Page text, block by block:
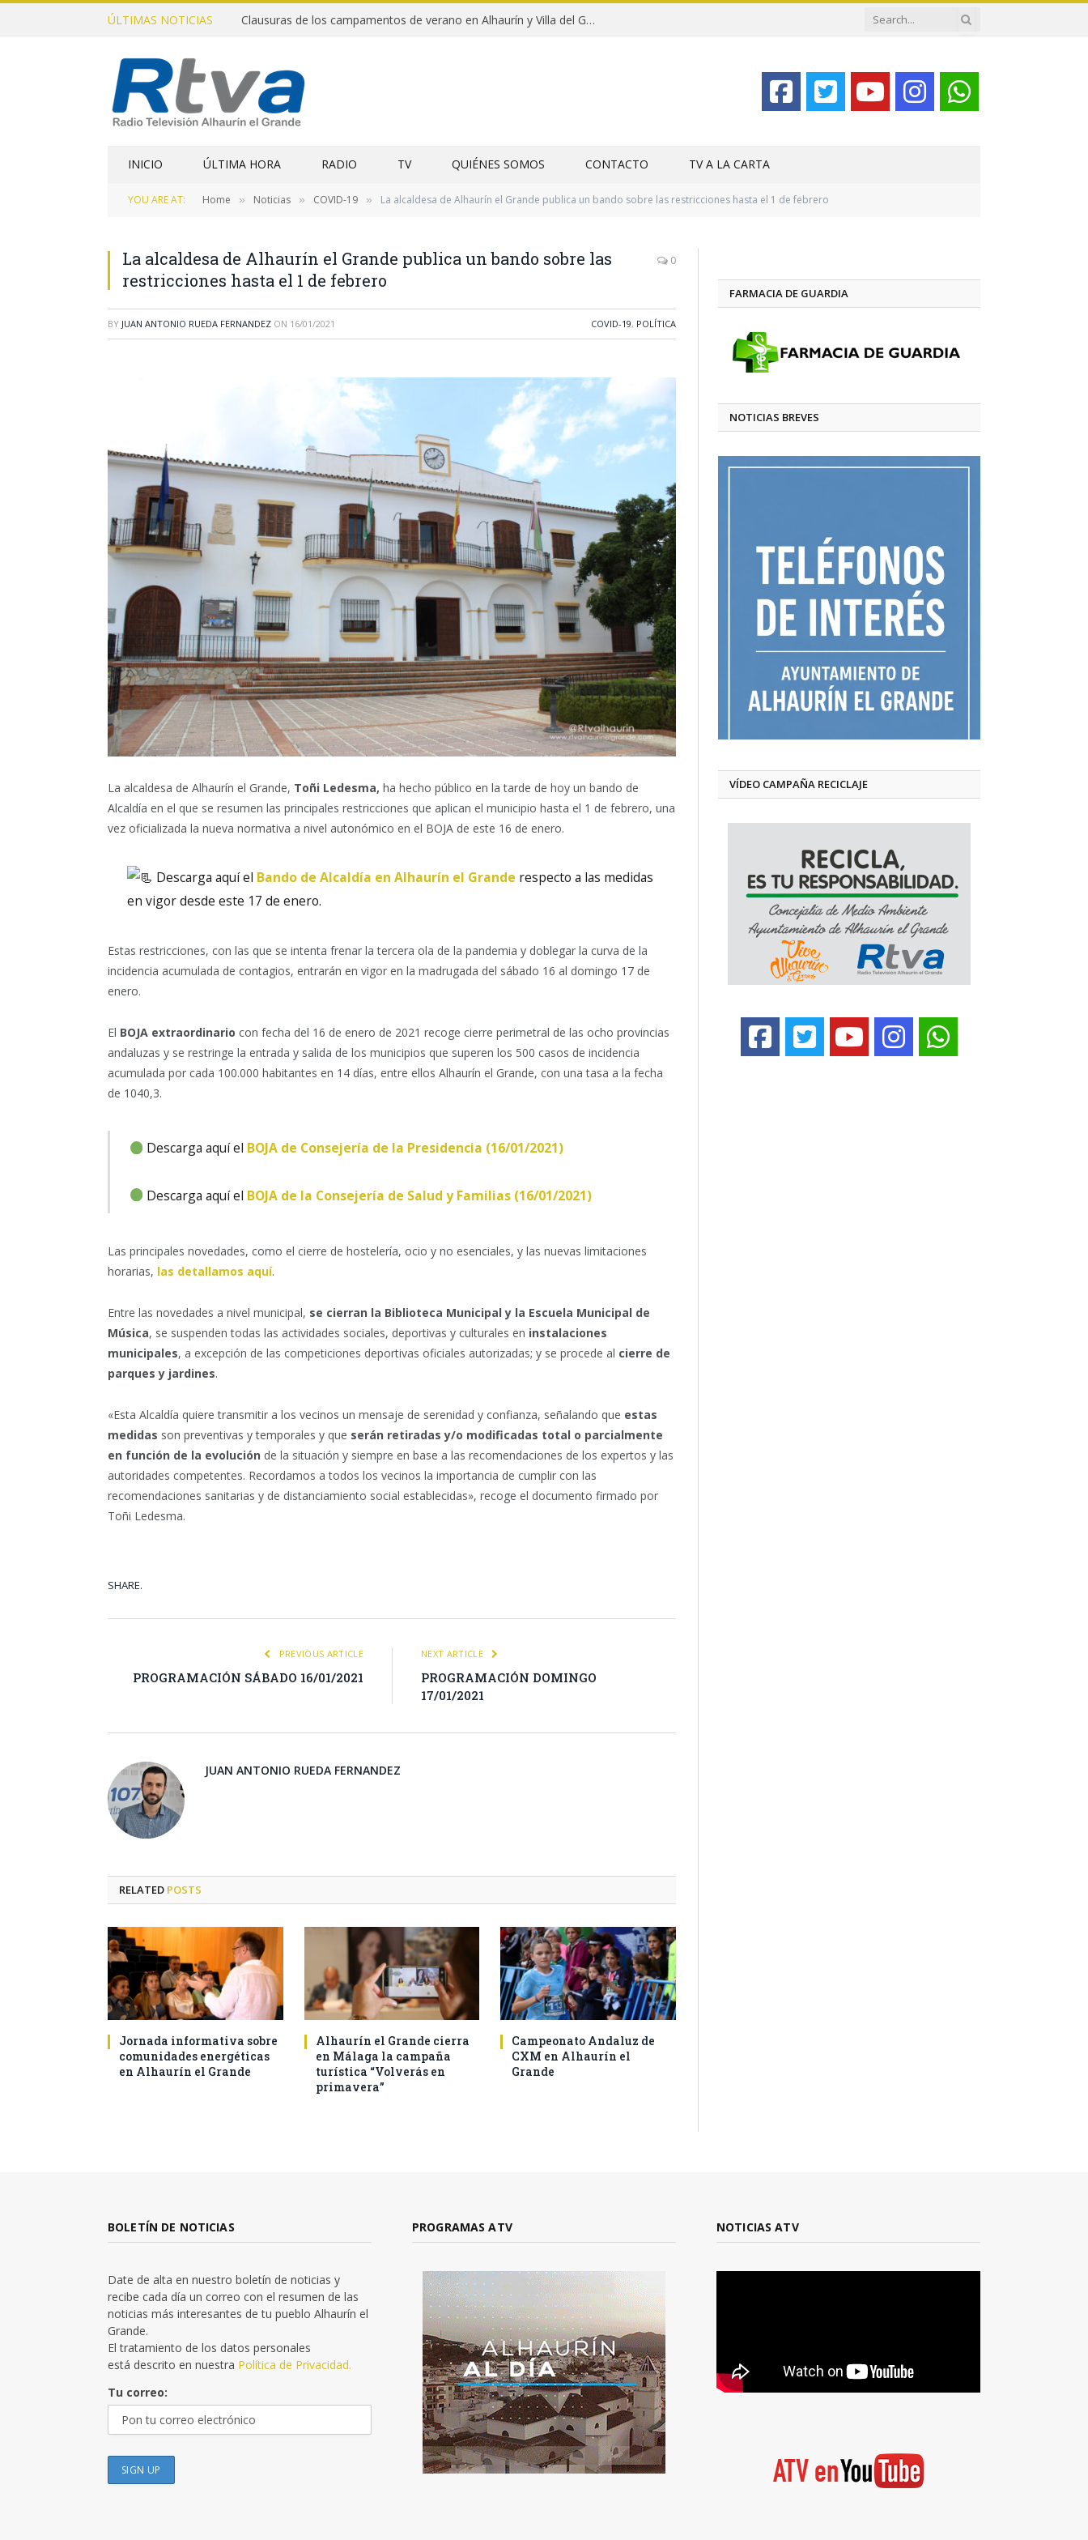
ÚLTIMAS NOTICIAS Clausuras de los campamentos de verano en Alhaurín y Villa del Guadalhorce 2026
INICIO ÚLTIMA HORA RADIO TV QUIÉNES SOMOS CONTACTO TV A LA CARTA
YOU ARE AT: Home » Noticias » COVID-19 » La alcaldesa de Alhaurín el Grande publica un bando sobre las restricciones hasta el 1 de febrero
La alcaldesa de Alhaurín el Grande publica un bando sobre las
restricciones hasta el 1 de febrero
0
BY JUAN ANTONIO RUEDA FERNANDEZ ON 16/01/2021 COVID-19, POLÍTICA
La alcaldesa de Alhaurín el Grande, Toñi Ledesma, ha hecho público en la tarde de hoy un bando de
Alcaldía en el que se resumen las principales restricciones que aplican el municipio hasta el 1 de febrero, una
vez oficializada la nueva normativa a nivel autonómico en el BOJA de este 16 de enero.
Descarga aquí el Bando de Alcaldía en Alhaurín el Grande respecto a las medidas
en vigor desde este 17 de enero.
Estas restricciones, con las que se intenta frenar la tercera ola de la pandemia y doblegar la curva de la
incidencia acumulada de contagios, entrarán en vigor en la madrugada del sábado 16 al domingo 17 de
enero.
El BOJA extraordinario con fecha del 16 de enero de 2021 recoge cierre perimetral de las ocho provincias
andaluzas y se restringe la entrada y salida de los municipios que superen los 500 casos de incidencia
acumulada por cada 100.000 habitantes en 14 días, entre ellos Alhaurín el Grande, con una tasa a la fecha
de 1040,3.
Descarga aquí el BOJA de Consejería de la Presidencia (16/01/2021)
Descarga aquí el BOJA de la Consejería de Salud y Familias (16/01/2021)
Las principales novedades, como el cierre de hostelería, ocio y no esenciales, y las nuevas limitaciones
horarias, las detallamos aquí.
Entre las novedades a nivel municipal, se cierran la Biblioteca Municipal y la Escuela Municipal de
Música, se suspenden todas las actividades sociales, deportivas y culturales en instalaciones
municipales, a excepción de las competiciones deportivas oficiales autorizadas; y se procede al cierre de
parques y jardines.
«Esta Alcaldía quiere transmitir a los vecinos un mensaje de serenidad y confianza, señalando que estas
medidas son preventivas y temporales y que serán retiradas y/o modificadas total o parcialmente
en función de la evolución de la situación y siempre en base a las recomendaciones de los expertos y las
autoridades competentes. Recordamos a todos los vecinos la importancia de cumplir con las
recomendaciones sanitarias y de distanciamiento social establecidas», recoge el documento firmado por
Toñi Ledesma.
SHARE.
PREVIOUS ARTICLE
PROGRAMACIÓN SÁBADO 16/01/2021
NEXT ARTICLE
PROGRAMACIÓN DOMINGO
17/01/2021
JUAN ANTONIO RUEDA FERNANDEZ
RELATED POSTS
Jornada informativa sobre
comunidades energéticas
en Alhaurín el Grande
Alhaurín el Grande cierra
en Málaga la campaña
turística “Volverás en
primavera”
Campeonato Andaluz de
CXM en Alhaurín el
Grande
FARMACIA DE GUARDIA
NOTICIAS BREVES
VÍDEO CAMPAÑA RECICLAJE
BOLETÍN DE NOTICIAS
Date de alta en nuestro boletín de noticias y
recibe cada día un correo con el resumen de las
noticias más interesantes de tu pueblo Alhaurín el
Grande.
El tratamiento de los datos personales
está descrito en nuestra Política de Privacidad.
Tu correo:
PROGRAMAS ATV NOTICIAS ATV